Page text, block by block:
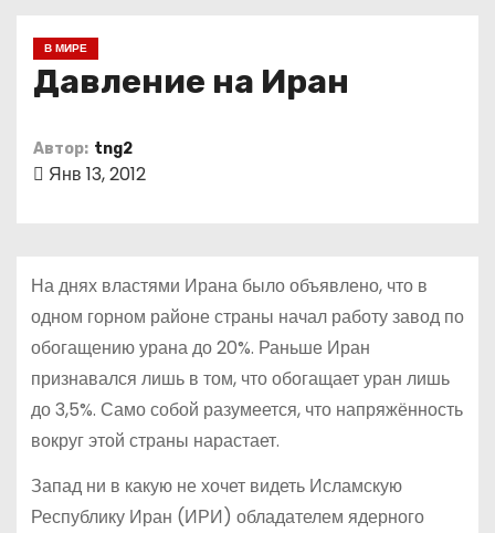
В МИРЕ
Давление на Иран
Автор: tng2
Янв 13, 2012
На днях властями Ирана было объявлено, что в
одном горном районе страны начал работу завод по
обогащению урана до 20%. Раньше Иран
признавался лишь в том, что обогащает уран лишь
до 3,5%. Само собой разумеется, что напряжённость
вокруг этой страны нарастает.
Запад ни в какую не хочет видеть Исламскую
Республику Иран (ИРИ) обладателем ядерного